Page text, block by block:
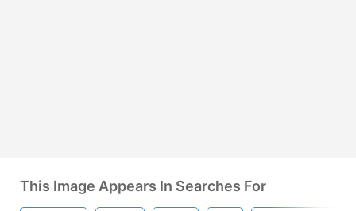
This Image Appears In Searches For